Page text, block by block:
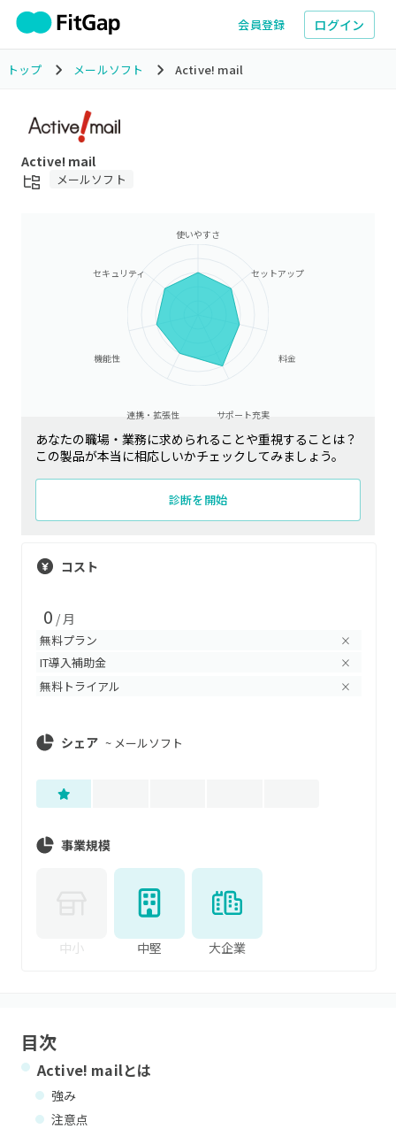
会員登録 ログイン
トップ メールソフト Active! mail
Active! mail
メールソフト
使いやすさ
セットアップ
料金
サポート充実
連携・拡張性
機能性
セキュリティ
あなたの職場・業務に求められることや重視することは？
この製品が本当に相応しいかチェックしてみましょう。
診断を開始
コスト
0 / 月
無料プラン ×
IT導入補助金 ×
無料トライアル ×
シェア ~ メールソフト
事業規模
中小 中堅 大企業
目次
Active! mailとは
強み
注意点